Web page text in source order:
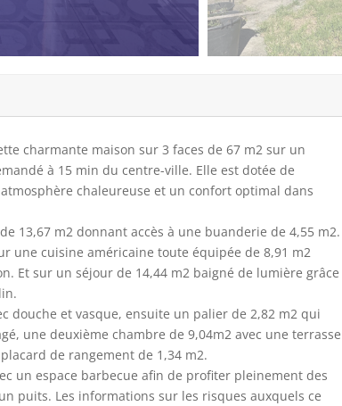
charmante maison sur 3 faces de 67 m2 sur un
à 15 min du centre-ville. Elle est dotée de
chaleureuse et un confort optimal dans
13,67 m2 donnant accès à une buanderie de 4,55 m2.
une cuisine américaine toute équipée de 8,91 m2
Et sur un séjour de 14,44 m2 baigné de lumière grâce
douche et vasque, ensuite un palier de 2,82 m2 qui
une deuxième chambre de 9,04m2 avec une terrasse
de rangement de 1,34 m2.
un espace barbecue afin de profiter pleinement des
puits. Les informations sur les risques auxquels ce